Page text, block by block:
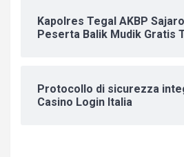
Kapolres Tegal AKBP
Peserta Balik Mudik Gratis
Protocollo di sicurezza
Casino Login Italia